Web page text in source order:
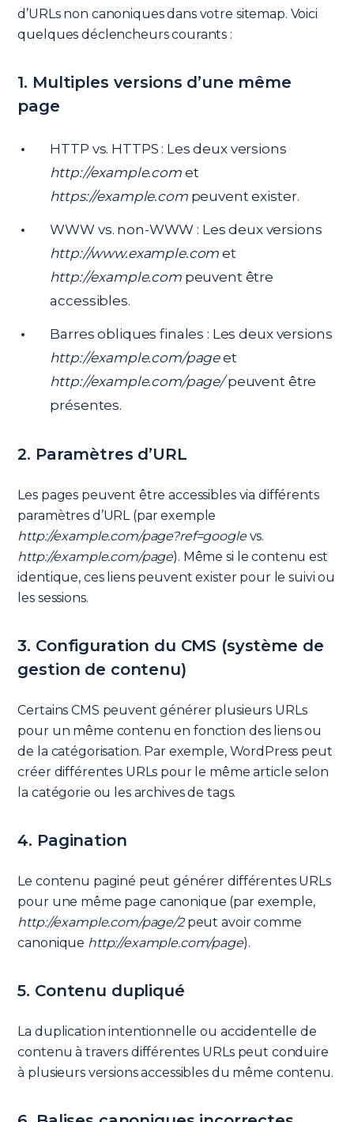
d’URLs non canoniques dans votre sitemap. Voici
quelques déclencheurs courants :
1. Multiples versions d’une même
page
HTTP vs. HTTPS : Les deux versions
http://example.comet
https://example.compeuvent exister.
WWW vs. non-WWW : Les deux versions
http://www.example.com et
http://example.compeuvent être
accessibles.
Barres obliques finales : Les deux versions
http://example.com/pageet
http://example.com/page/peuvent être
présentes.
2. Paramètres d’URL
Les pages peuvent être accessibles via différents
paramètres d’URL (par exemple
http://example.com/page?ref=googlevs.
http://example.com/page). Même si le contenu est
identique, ces liens peuvent exister pour le suivi ou
les sessions.
3. Configuration du CMS (système de
gestion de contenu)
Certains CMS peuvent générer plusieurs URLs
pour un même contenu en fonction des liens ou
de la catégorisation. Par exemple, WordPress peut
créer différentes URLs pour le même article selon
la catégorie ou les archives de tags.
4. Pagination
Le contenu paginé peut générer différentes URLs
pour une même page canonique (par exemple,
http://example.com/page/2peut avoir comme
canonique http://example.com/page).
5. Contenu dupliqué
La duplication intentionnelle ou accidentelle de
contenu à travers différentes URLs peut conduire
à plusieurs versions accessibles du même contenu.